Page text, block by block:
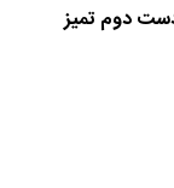
دوم تمیز